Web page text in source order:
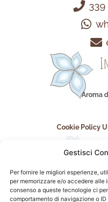
Gestisci
Per fornire le migliori esperienze,
per memorizzare e/o accedere alle
consenso a queste tecnologie ci
comportamento di navigazione o
Aroma
Cookie Policy